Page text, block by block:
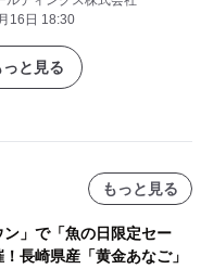
で発売
16日 18:30
と見る
もっと見る
ン」で「魚の日限定セー
長崎県産「黄金あなご」